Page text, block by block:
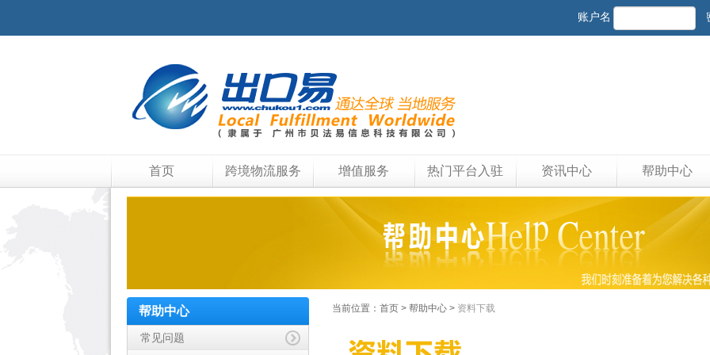
账户名
首页 跨境物流服务 增值服务 热门平台入驻 资讯中心 帮助中心
帮助中心
常见问题
当前位置： 首页 > 帮助中心 > 资料下载